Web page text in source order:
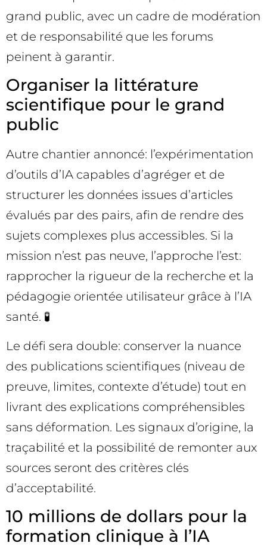
grand public, avec un cadre de modération
et de responsabilité que les forums
peinent à garantir.
Organiser la littérature
scientifique pour le grand
public
Autre chantier annoncé: l’expérimentation
d’outils d’IA capables d’agréger et de
structurer les données issues d’articles
évalués par des pairs, afin de rendre des
sujets complexes plus accessibles. Si la
mission n’est pas neuve, l’approche l’est:
rapprocher la rigueur de la recherche et la
pédagogie orientée utilisateur grâce à l’IA
santé. 🧪
Le défi sera double: conserver la nuance
des publications scientifiques (niveau de
preuve, limites, contexte d’étude) tout en
livrant des explications compréhensibles
sans déformation. Les signaux d’origine, la
traçabilité et la possibilité de remonter aux
sources seront des critères clés
d’acceptabilité.
10 millions de dollars pour la
formation clinique à l’IA